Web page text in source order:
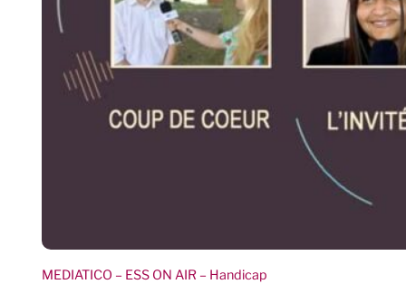
MEDIATICO – ESS ON AIR – Handicap